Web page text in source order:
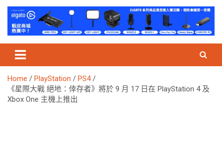
Home PlayStation
PS4
《星際大戰 絕地：倖存者》將於 9 月 17 日在 PlayStation 4 及
Xbox One 主機上推出